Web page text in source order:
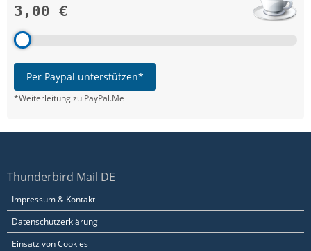
3,00 €
Per Paypal unterstützen*
*Weiterleitung zu PayPal.Me
Thunderbird Mail DE
Impressum & Kontakt
Datenschutzerklärung
Einsatz von Cookies